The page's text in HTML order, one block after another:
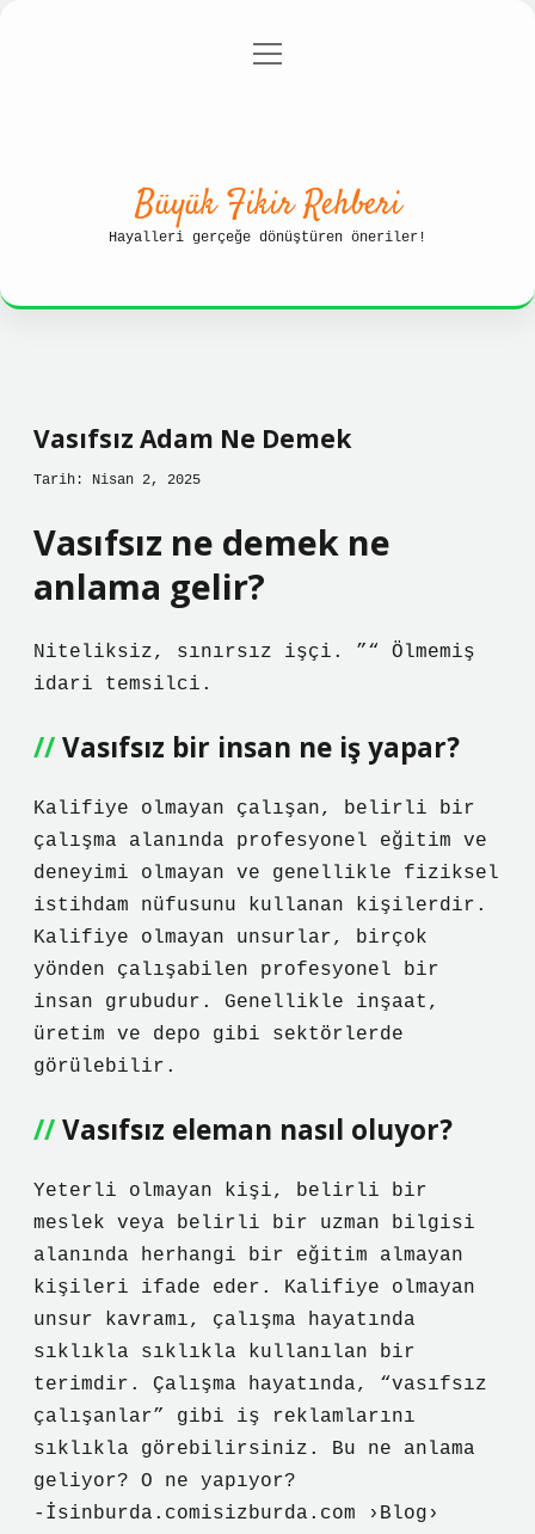
Gizlilik Politikası
menüyü
Büyük Fikir Rehberi
Hayalleri gerçeğe dönüştüren öneriler!
Vasıfsız Adam Ne Demek
Tarih: Nisan 2, 2025
Vasıfsız ne demek ne
anlama gelir?
Niteliksiz, sınırsız işçi. ”“ Ölmemiş
idari temsilci.
Vasıfsız bir insan ne iş yapar?
Kalifiye olmayan çalışan, belirli bir
çalışma alanında profesyonel eğitim ve
deneyimi olmayan ve genellikle fiziksel
istihdam nüfusunu kullanan kişilerdir.
Kalifiye olmayan unsurlar, birçok
yönden çalışabilen profesyonel bir
insan grubudur. Genellikle inşaat,
üretim ve depo gibi sektörlerde
görülebilir.
Vasıfsız eleman nasıl oluyor?
Yeterli olmayan kişi, belirli bir
meslek veya belirli bir uzman bilgisi
alanında herhangi bir eğitim almayan
kişileri ifade eder. Kalifiye olmayan
unsur kavramı, çalışma hayatında
sıklıkla sıklıkla kullanılan bir
terimdir. Çalışma hayatında, “vasıfsız
çalışanlar” gibi iş reklamlarını
sıklıkla görebilirsiniz. Bu ne anlama
geliyor? O ne yapıyor?
-İsinburda.comisizburda.com ›Blog›